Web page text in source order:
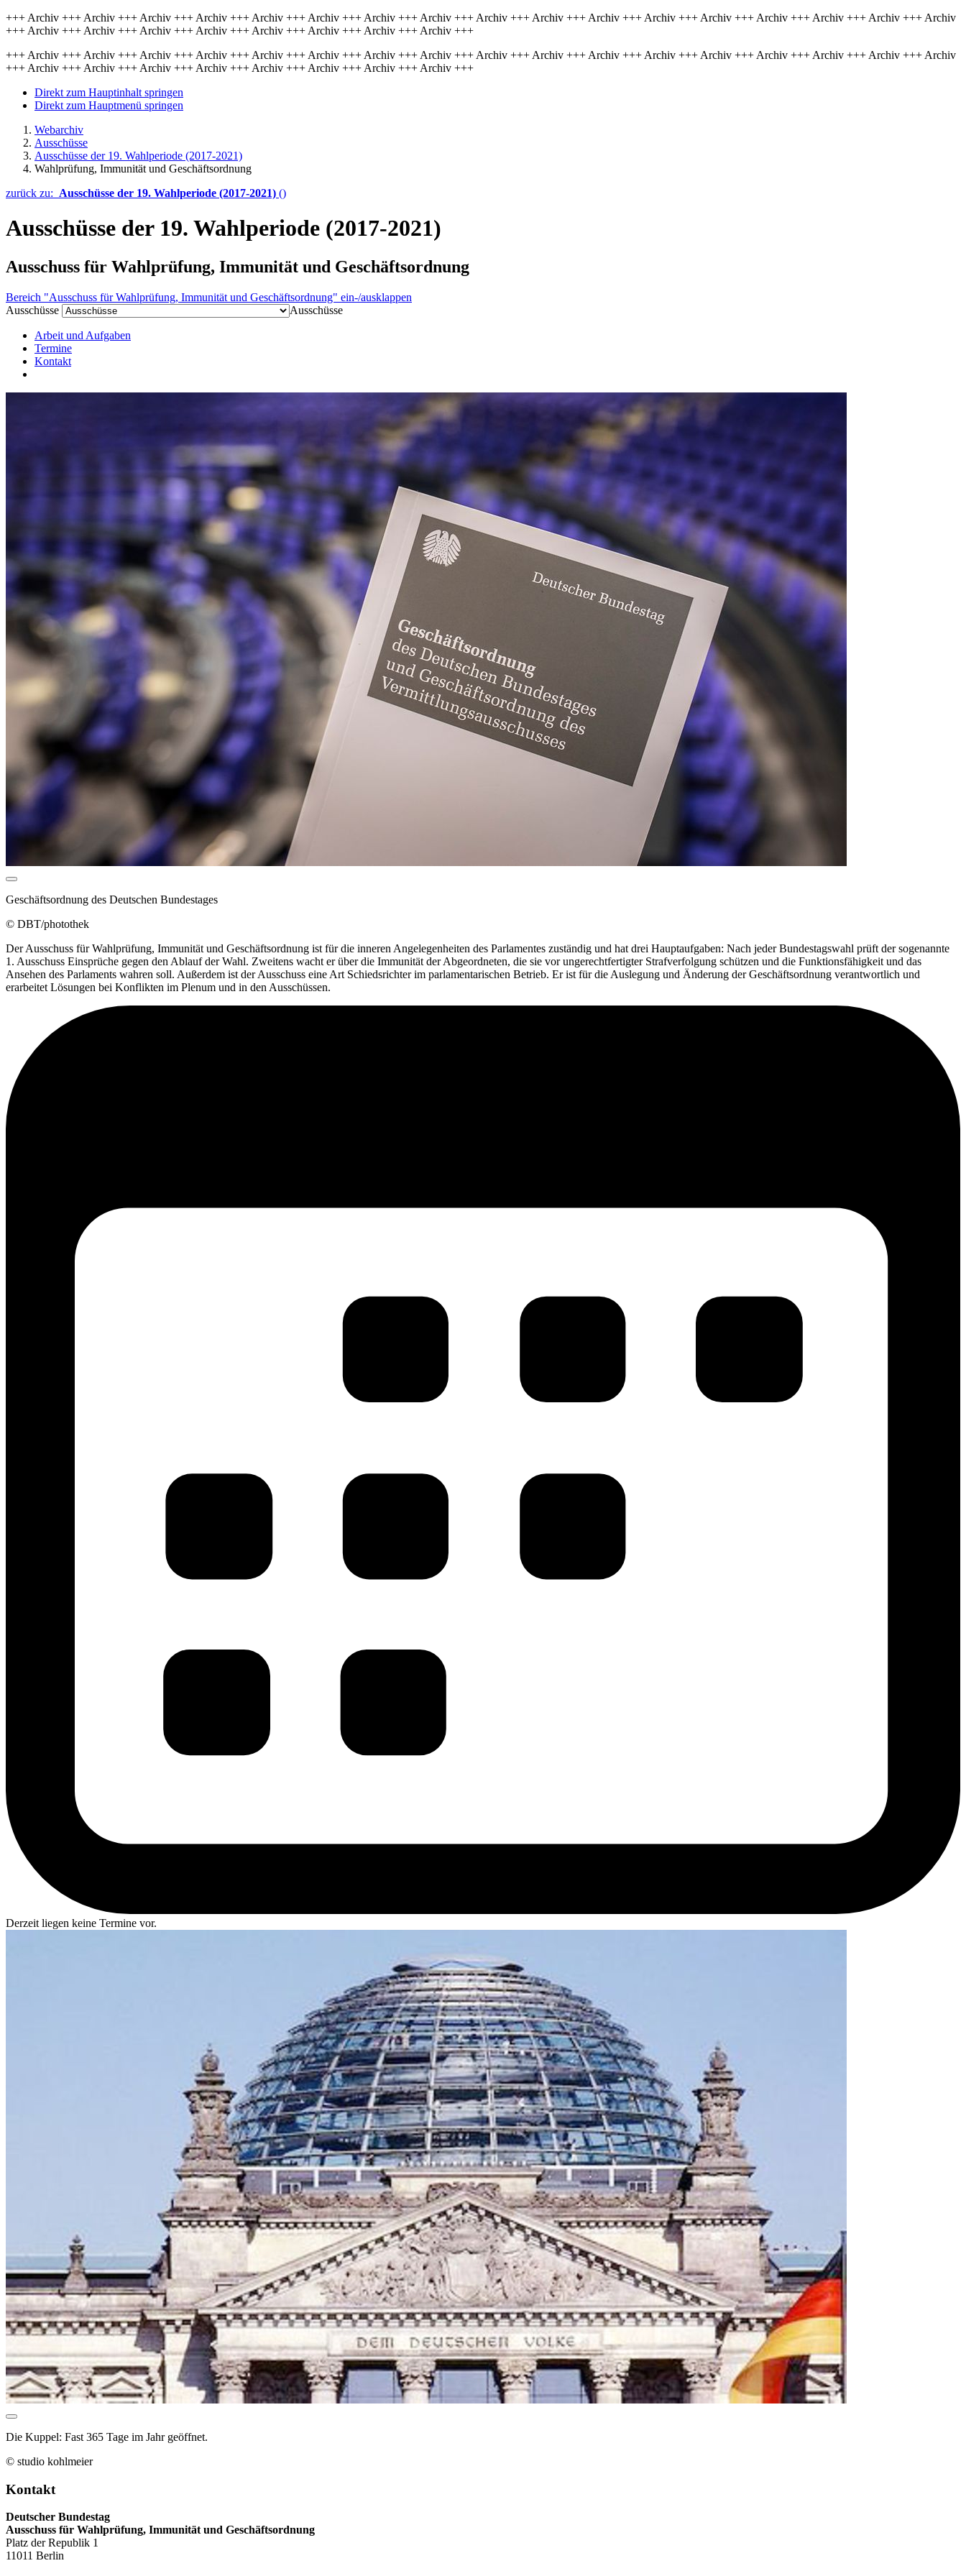
+++ Archiv +++ Archiv +++ Archiv +++ Archiv +++ Archiv +++ Archiv +++ Archiv +++ Archiv +++ Archiv +++ Archiv +++ Archiv +++ Archiv +++ Archiv +++ Archiv +++ Archiv +++ Archiv +++ Archiv
+++ Archiv +++ Archiv +++ Archiv +++ Archiv +++ Archiv +++ Archiv +++ Archiv +++ Archiv +++
+++ Archiv +++ Archiv +++ Archiv +++ Archiv +++ Archiv +++ Archiv +++ Archiv +++ Archiv +++ Archiv +++ Archiv +++ Archiv +++ Archiv +++ Archiv +++ Archiv +++ Archiv +++ Archiv +++ Archiv
+++ Archiv +++ Archiv +++ Archiv +++ Archiv +++ Archiv +++ Archiv +++ Archiv +++ Archiv +++
Direkt zum Hauptinhalt springen
Direkt zum Hauptmenü springen
Webarchiv
Ausschüsse
Ausschüsse der 19. Wahlperiode (2017-2021)
Wahlprüfung, Immunität und Geschäftsordnung
zurück zu: Ausschüsse der 19. Wahlperiode (2017-2021) ()
Ausschüsse der 19. Wahlperiode (2017-2021)
Ausschuss für Wahlprüfung, Immunität und Geschäftsordnung
Bereich "Ausschuss für Wahlprüfung, Immunität und Geschäftsordnung" ein-/ausklappen
Ausschüsse
Ausschüsse
Arbeit und Aufgaben
Termine
Kontakt
Geschäftsordnung des Deutschen Bundestages
© DBT/photothek
Der Ausschuss für Wahlprüfung, Immunität und Geschäftsordnung ist für die inneren Angelegenheiten des Parlamentes zuständig und hat drei Hauptaufgaben: Nach jeder Bundestagswahl prüft der sogenannte
1. Ausschuss Einsprüche gegen den Ablauf der Wahl. Zweitens wacht er über die Immunität der Abgeordneten, die sie vor ungerechtfertigter Strafverfolgung schützen und die Funktionsfähigkeit und das
Ansehen des Parlaments wahren soll. Außerdem ist der Ausschuss eine Art Schiedsrichter im parlamentarischen Betrieb. Er ist für die Auslegung und Änderung der Geschäftsordnung verantwortlich und
erarbeitet Lösungen bei Konflikten im Plenum und in den Ausschüssen.
Derzeit liegen keine Termine vor.
Die Kuppel: Fast 365 Tage im Jahr geöffnet.
© studio kohlmeier
Kontakt
Deutscher Bundestag
Ausschuss für Wahlprüfung, Immunität und Geschäftsordnung
Platz der Republik 1
11011 Berlin